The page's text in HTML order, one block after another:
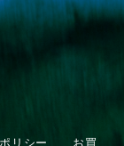
リシー お買